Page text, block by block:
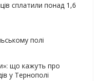
сплатили понад 1,6
полі
що кажуть про
у Тернополі